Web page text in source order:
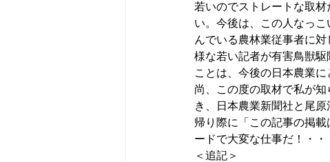
若いのでストレートな取
い。今後は、この人なっ
んでいる農林業従事者に
様な若い記者が有害鳥獣
ことは、今後の日本農業に
尚、この度の取材で私が
き、日本農業新聞社と尾原
帰り際に「この記事の掲
ードで大変な仕事だ！・・
＜追記＞